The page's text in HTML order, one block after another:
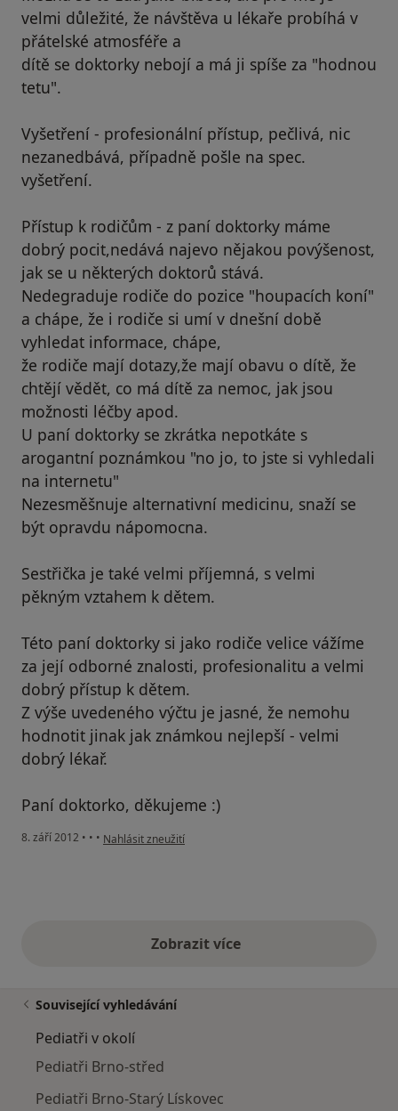
velmi důležité, že návštěva u lékaře probíhá v
přátelské atmosféře a
dítě se doktorky nebojí a má ji spíše za "hodnou
tetu".
Vyšetření - profesionální přístup, pečlivá, nic
nezanedbává, případně pošle na spec.
vyšetření.
Přístup k rodičům - z paní doktorky máme
dobrý pocit,nedává najevo nějakou povýšenost,
jak se u některých doktorů stává.
Nedegraduje rodiče do pozice "houpacích koní"
a chápe, že i rodiče si umí v dnešní době
vyhledat informace, chápe,
že rodiče mají dotazy,že mají obavu o dítě, že
chtějí vědět, co má dítě za nemoc, jak jsou
možnosti léčby apod.
U paní doktorky se zkrátka nepotkáte s
arogantní poznámkou "no jo, to jste si vyhledali
na internetu"
Nezesměšnuje alternativní medicinu, snaží se
být opravdu nápomocna.
Sestřička je také velmi příjemná, s velmi
pěkným vztahem k dětem.
Této paní doktorky si jako rodiče velice vážíme
za její odborné znalosti, profesionalitu a velmi
dobrý přístup k dětem.
Z výše uvedeného výčtu je jasné, že nemohu
hodnotit jinak jak známkou nejlepší - velmi
dobrý lékař.
Paní doktorko, děkujeme :)
8. září 2012 • • • podle názoru uživatele Váš účet byl odstraněn
Nahlásit zneužití
Zobrazit vícevýše uvedené názory
Související vyhledávání
Pediatři v okolí
Pediatři Brno-střed
Pediatři Brno-Starý Lískovec